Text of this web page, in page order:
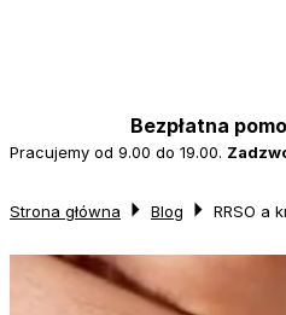
Bezpłatna
Pracujemy od 9.00 do 19.00.
Strona główna Blog RRSO a